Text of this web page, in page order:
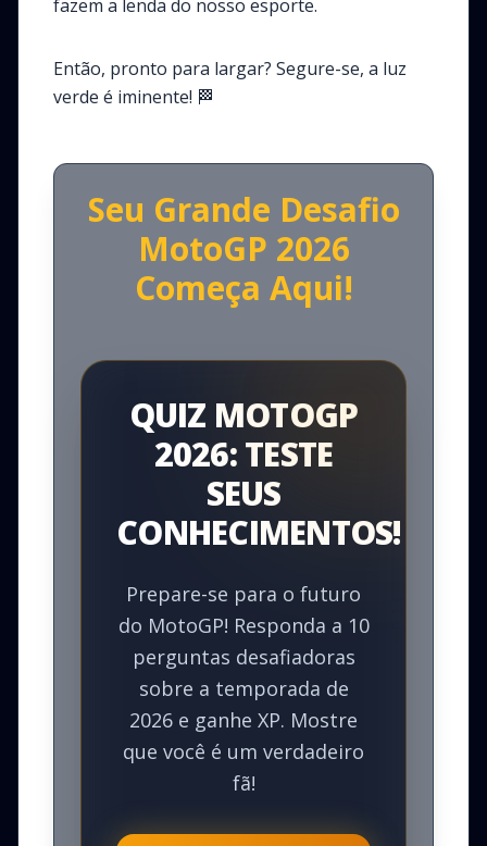
fazem a lenda do nosso esporte.
Então, pronto para largar? Segure-se, a luz
verde é iminente! 🏁
Seu Grande Desafio
MotoGP 2026
Começa Aqui!
QUIZ MOTOGP
2026: TESTE
SEUS
CONHECIMENTOS!
Prepare-se para o futuro
do MotoGP! Responda a 10
perguntas desafiadoras
sobre a temporada de
2026 e ganhe XP. Mostre
que você é um verdadeiro
fã!